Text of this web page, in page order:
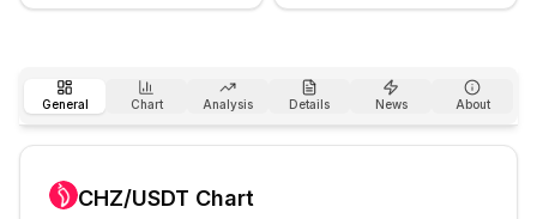
General Chart Analysis Details News About
CHZ/USDT Chart